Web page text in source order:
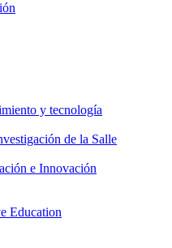
y tecnología
de la Salle
e Innovación
Education